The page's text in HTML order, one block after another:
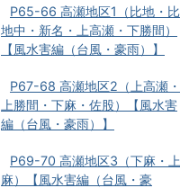
P65-66 高瀬地区1（比地・比
地中・新名・上高瀬・下勝間）
【風水害編（台風・豪雨）】
P67-68 高瀬地区2（上高瀬・
上勝間・下麻・佐股）【風水害
編（台風・豪雨）】
P69-70 高瀬地区3（下麻・上
麻）【風水害編（台風・豪